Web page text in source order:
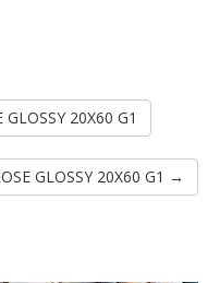
20X60 G1
GLOSSY 20X60 G1 →